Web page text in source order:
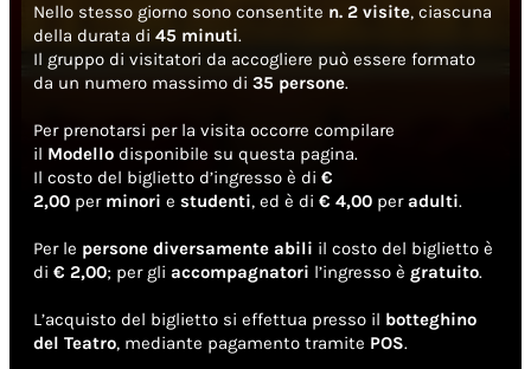
Nello stesso giorno sono consentite n. 2 visite, ciascuna
della durata di 45 minuti.
​Il gruppo di visitatori da accogliere può essere formato
da un numero massimo di 35 persone.
Per prenotarsi per la visita occorre compilare
il Modello disponibile su questa pagina.
Il costo del biglietto d’ingresso è di €
2,00 per minori e studenti, ed è di € 4,00 peradulti.
Per le persone diversamente abili il costo del biglietto è
di € 2,00; per gli accompagnatori l’ingresso è gratuito.
L’acquisto del biglietto si effettua presso il botteghino
del Teatro, mediante pagamento tramite POS.